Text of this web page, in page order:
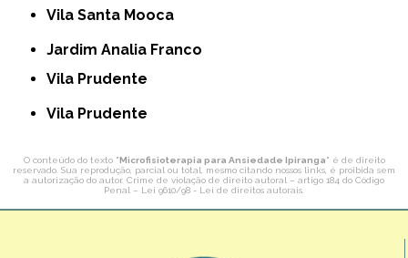
Vila Santa Mooca
Jardim Analia Franco
Vila Prudente
Vila Prudente
O conteúdo do texto "Microfisioterapia para Ansiedade Ipiranga" é de direito
reservado. Sua reprodução, parcial ou total, mesmo citando nossos links, é proibida sem
a autorização do autor. Crime de violação de direito autoral – artigo 184 do Código
Penal – Lei 9610/98 - Lei de direitos autorais